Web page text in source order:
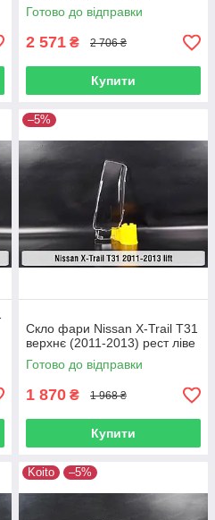
Готово до відправки
2 571 ₴ 2 706 ₴
Купити
–5%
Скло фари Nissan X-Trail T31
верхнє (2011-2013) рест ліве
Готово до відправки
1 870 ₴ 1 968 ₴
Купити
Koito –5%